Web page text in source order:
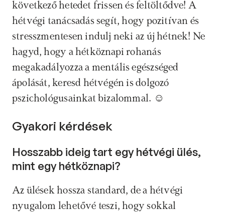
következő hetedet frissen és feltöltődve! A
hétvégi tanácsadás segít, hogy pozitívan és
stresszmentesen indulj neki az új hétnek! Ne
hagyd, hogy a hétköznapi rohanás
megakadályozza a mentális egészséged
ápolását, keresd hétvégén is dolgozó
pszichológusainkat bizalommal. ☺️
Gyakori kérdések
Hosszabb ideig tart egy hétvégi ülés,
mint egy hétköznapi?
Az ülések hossza standard, de a hétvégi
nyugalom lehetővé teszi, hogy sokkal